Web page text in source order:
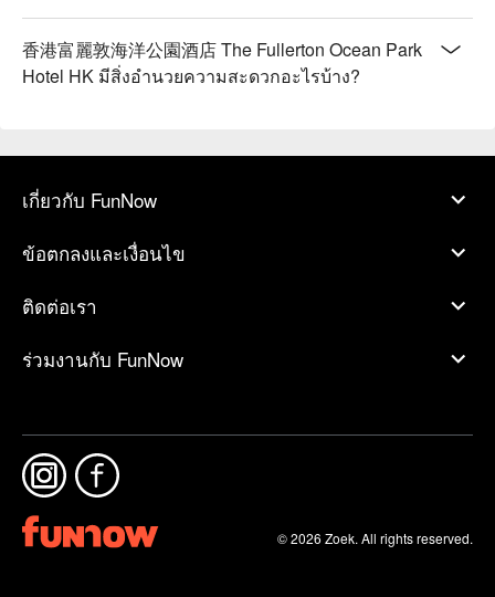
香港富麗敦海洋公園酒店 The Fullerton Ocean Park
Hotel HK มีสิ่งอำนวยความสะดวกอะไรบ้าง?
เกี่ยวกับ FunNow
ข้อตกลงและเงื่อนไข
ติดต่อเรา
ร่วมงานกับ FunNow
© 2026 Zoek. All rights reserved.